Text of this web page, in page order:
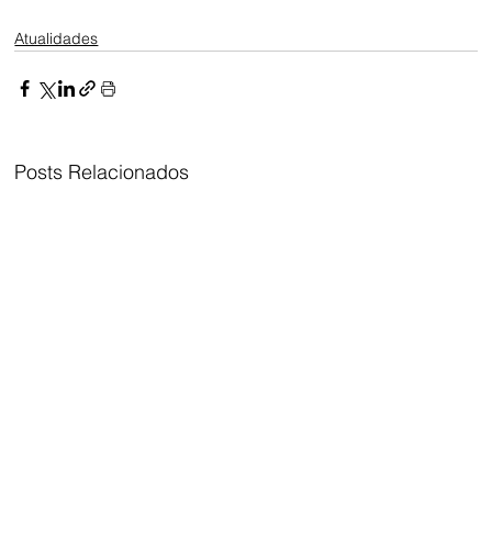
Atualidades
Posts Relacionados